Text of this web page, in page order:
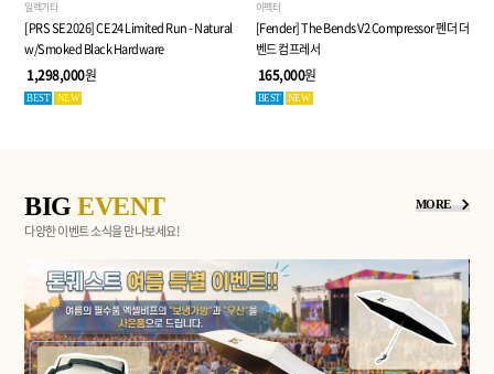
일렉기타
[PRS SE 2026] CE 24 Limited Run - Natural
w/Smoked Black Hardware
1,298,000원
BEST NEW
이펙터
[Fender] The Bends V2 Compressor 펜더 더
벤드 컴프레서
165,000원
BEST NEW
BIGEVENT MORE
다양한 이벤트 소식을 만나보세요!